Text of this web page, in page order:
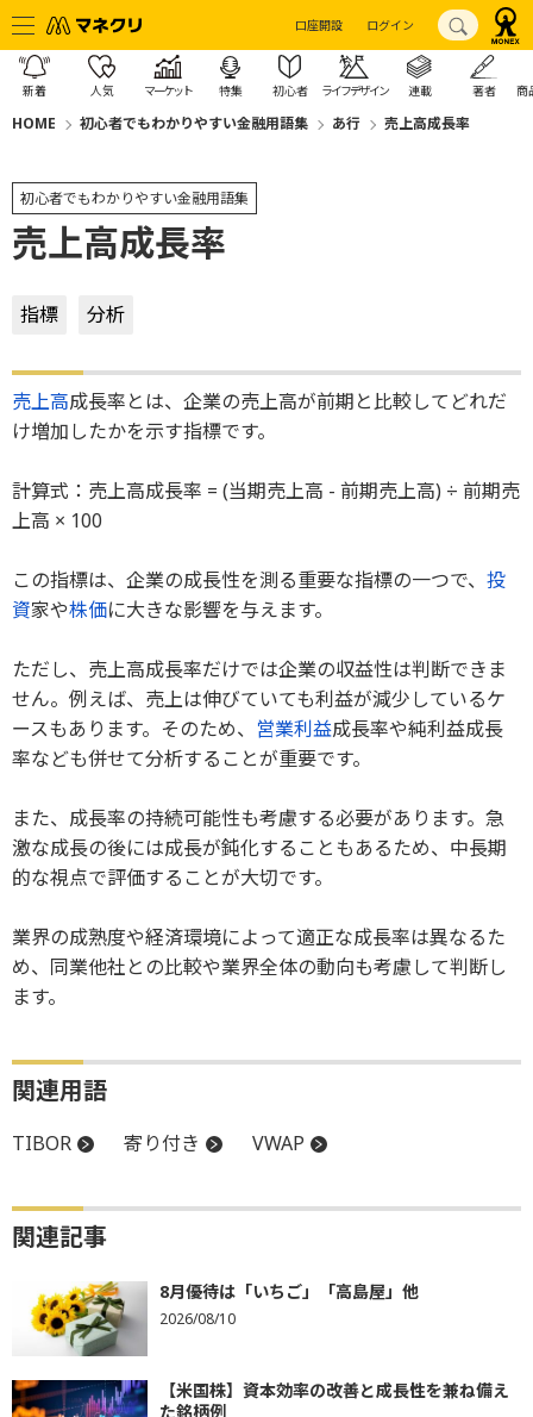
口座開設 ログイン
新着 人気 マーケット 特集 初心者 ライフデザイン 連載 著者 商
HOME 初心者でもわかりやすい金融用語集 あ行 売上高成長率
初心者でもわかりやすい金融用語集
売上高成長率
指標 分析
売上高成長率とは、企業の売上高が前期と比較してどれだ
け増加したかを示す指標です。
計算式：売上高成長率 = (当期売上高 - 前期売上高) ÷ 前期売
上高 × 100
この指標は、企業の成長性を測る重要な指標の一つで、 投
資家や株価に大きな影響を与えます。
ただし、売上高成長率だけでは企業の収益性は判断できま
せん。例えば、売上は伸びていても利益が減少しているケ
ースもあります。そのため、 営業利益成長率や純利益成長
率なども併せて分析することが重要です。
また、成長率の持続可能性も考慮する必要があります。急
激な成長の後には成長が鈍化することもあるため、中長期
的な視点で評価することが大切です。
業界の成熟度や経済環境によって適正な成長率は異なるた
め、同業他社との比較や業界全体の動向も考慮して判断し
ます。
関連用語
TIBOR 寄り付き VWAP
関連記事
8月優待は「いちご」「高島屋」他
2026/08/10
【米国株】資本効率の改善と成長性を兼ね備え
た銘柄例